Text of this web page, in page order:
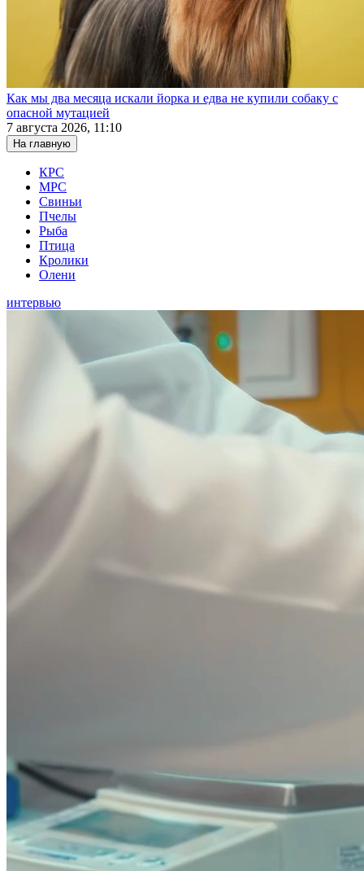
Как мы два месяца искали йорка и едва не купили собаку с
опасной мутацией
7 августа 2026, 11:10
На главную
КРС
МРС
Свиньи
Пчелы
Рыба
Птица
Кролики
Олени
интервью